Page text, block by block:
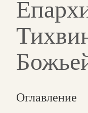
Оглавление